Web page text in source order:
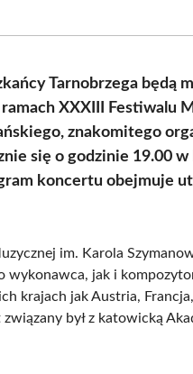
Tarnobrzega będą
XXXIII Festiwalu
znakomitego
się o godzinie 19.00
koncertu obejmuje
im. Karola
wykonawca, jak i
krajach jak Austria,
był z katowicką